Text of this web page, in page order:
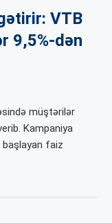
VTB
9,5%-dən
müştərilər
Kampaniya
başlayan faiz